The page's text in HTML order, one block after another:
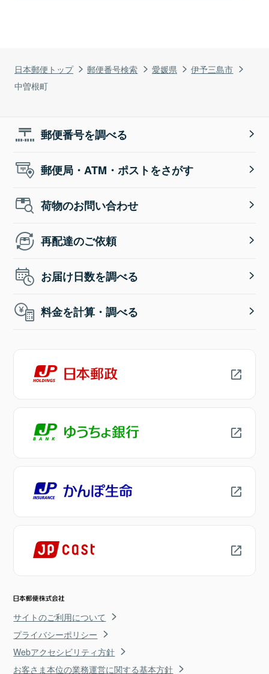
日本郵便トップ 郵便番号検索 愛媛県
伊予三島市
中曽根町
郵便番号を調べる
郵便局・ATM・ポストをさがす
荷物のお問い合わせ
再配達のご依頼
お届け日数を調べる
料金を計算・調べる
サイトのご利用について
プライバシーポリシー
Webアクセシビリティ方針
お客さま本位の業務運営に関する基本方針